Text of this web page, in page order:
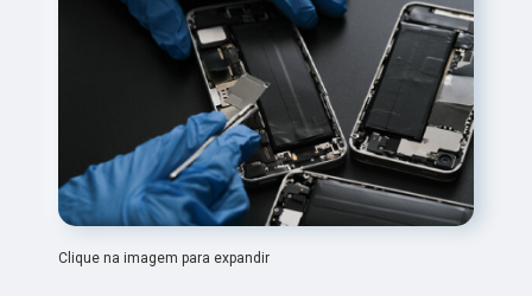
Clique na imagem para expandir